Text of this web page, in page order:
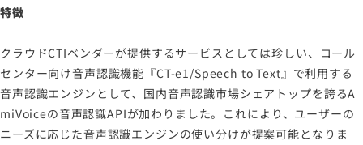
特徴
クラウドCTIベンダーが提供するサービスとしては珍しい、コール
センター向け音声認識機能『CT-e1/Speech to Text』で利用する
音声認識エンジンとして、国内音声認識市場シェアトップを誇るA
miVoiceの音声認識APIが加わりました。これにより、ユーザーの
ニーズに応じた音声認識エンジンの使い分けが提案可能となりま